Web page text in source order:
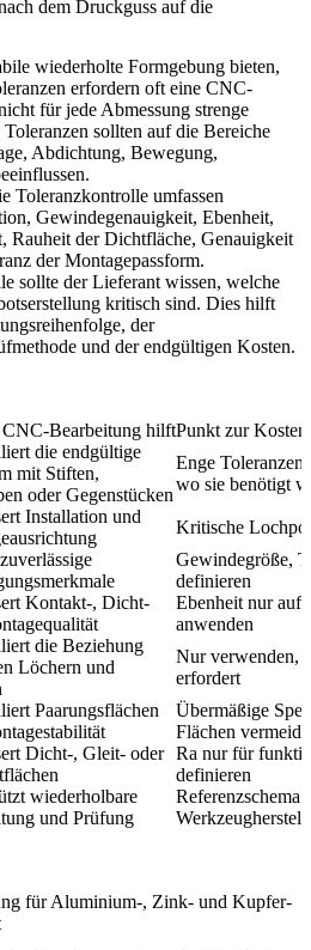
dem Druckguss auf die
wiederholte Formgebung bieten,
erfordern oft eine CNC-
für jede Abmessung strenge
sollten auf die Bereiche
Abdichtung, Bewegung,
Toleranzkontrolle umfassen
Gewindegenauigkeit, Ebenheit,
Rauheit der Dichtfläche, Genauigkeit
der Montagepassform.
sollte der Lieferant wissen, welche
kritisch sind. Dies hilft
der
und der endgültigen Kosten.
Bearbeitung hilftPunkt zur
die endgültige
mit Stiften,
oder Gegenstücken
Enge
wo sie benötigt
Installation und
Kritische
Gewindegröße,
definieren
Kontakt-, Dicht-
Ebenheit nur auf
anwenden
die Beziehung
Löchern und
Nur verwenden,
erfordert
Paarungsflächen
Übermäßige
Flächen
Dicht-, Gleit- oder Ra nur für
definieren
wiederholbare
und Prüfung
Referenzschema
für Aluminium-, Zink- und Kupfer-